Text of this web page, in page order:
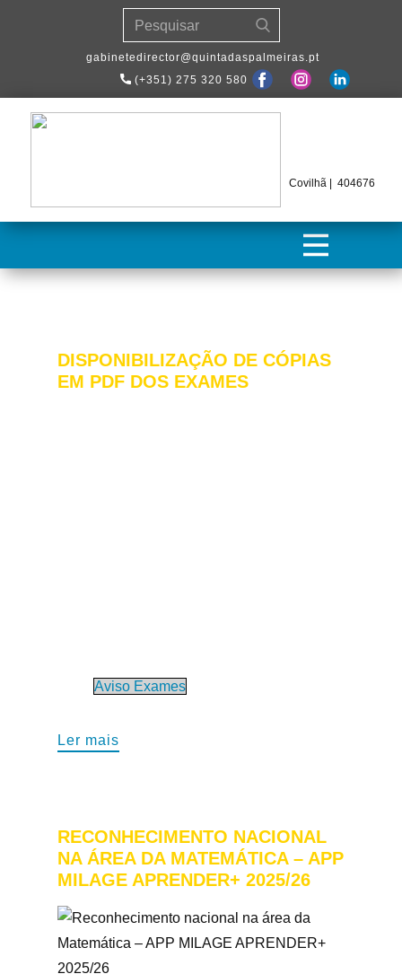
​gabinetedirector@quintadaspalmeiras.pt
(+351) 275 320 580
Covilhã | 404676
DISPONIBILIZAÇÃO DE CÓPIAS
EM PDF DOS EXAMES
Aviso Exames
Ler mais​
RECONHECIMENTO NACIONAL
NA ÁREA DA MATEMÁTICA – APP
MILAGE APRENDER+ 2025/26